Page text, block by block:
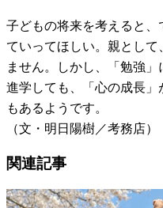
子どもの将来を考えると
ていってほしい。親とし
ません。しかし、「勉強
進学しても、「心の成長
もあるようです。
（文・明日陽樹／考務店）
関連記事